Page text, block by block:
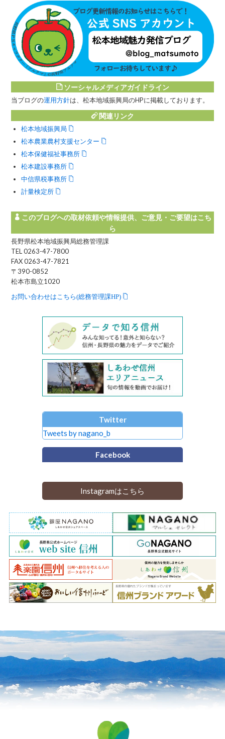
ソーシャルメディアガイドライン
当ブログの運用方針は、松本地域振興局のHPに掲載しております。
関連リンク
松本地域振興局
松本農業農村支援センター
松本保健福祉事務所
松本建設事務所
中信県税事務所
計量検定所
このブログへの取材依頼や情報提供、ご意見・ご要望はこち
ら
長野県松本地域振興局総務管理課
TEL 0263-47-7800
FAX 0263-47-7821
〒390-0852
松本市島立1020
お問い合わせはこちら(総務管理課HP)
Twitter
Tweets by nagano_b
Facebook
Instagramはこちら